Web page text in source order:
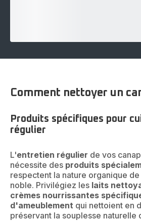
Comment nettoyer un
Produits spécifiques pour
régulier
L'entretien régulier de vos
nécessite des produits
respectent la nature organique
noble. Privilégiez les laits
crèmes nourrissantes
d'ameublement qui nettoient en
préservant la souplesse naturelle